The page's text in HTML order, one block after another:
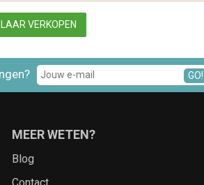
VERKOPEN
GO!
MEER WETEN?
Blog